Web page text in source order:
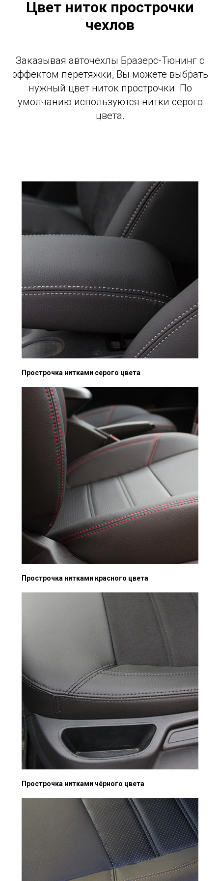
Цвет ниток прострочки
чехлов
Заказывая авточехлы Бразерс-Тюнинг с
эффектом перетяжки, Вы можете выбрать
нужный цвет ниток прострочки. По
умолчанию используются нитки серого
цвета.
Прострочка нитками серого цвета
Прострочка нитками красного цвета
Прострочка нитками чёрного цвета